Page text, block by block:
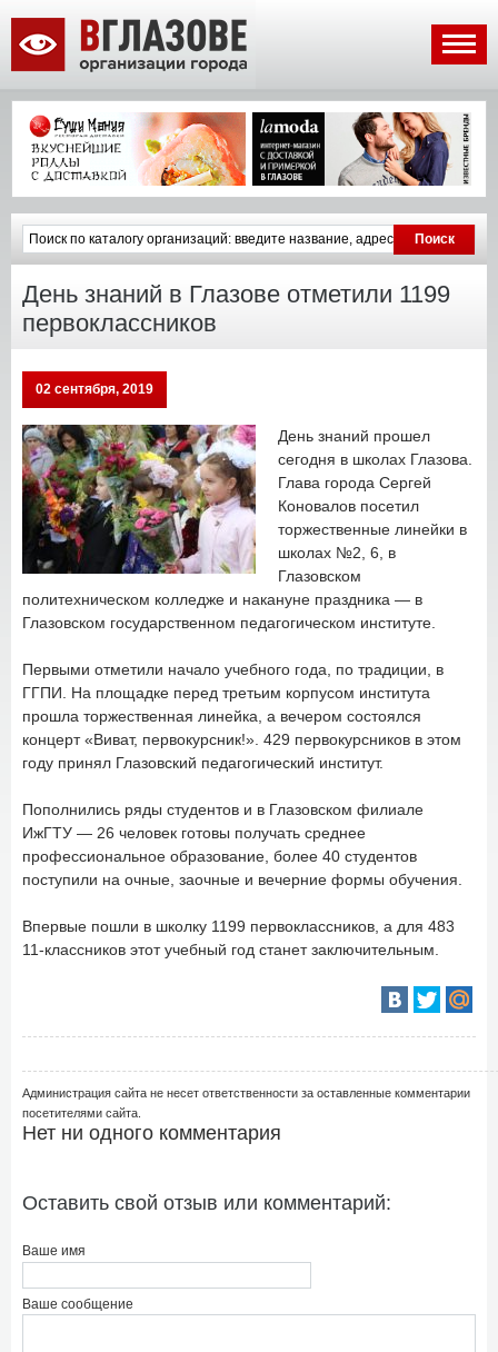
День знаний в Глазове отметили 1199
первоклассников
02 сентября, 2019
День знаний прошел
сегодня в школах Глазова.
Глава города Сергей
Коновалов посетил
торжественные линейки в
школах №2, 6, в
Глазовском
политехническом колледже и накануне праздника — в
Глазовском государственном педагогическом институте.
Первыми отметили начало учебного года, по традиции, в
ГГПИ. На площадке перед третьим корпусом института
прошла торжественная линейка, а вечером состоялся
концерт «Виват, первокурсник!». 429 первокурсников в этом
году принял Глазовский педагогический институт.
Пополнились ряды студентов и в Глазовском филиале
ИжГТУ — 26 человек готовы получать среднее
профессиональное образование, более 40 студентов
поступили на очные, заочные и вечерние формы обучения.
Впервые пошли в школку 1199 первоклассников, а для 483
11-классников этот учебный год станет заключительным.
Администрация сайта не несет ответственности за оставленные комментарии
посетителями сайта.
Нет ни одного комментария
Оставить свой отзыв или комментарий:
Ваше имя
Ваше сообщение